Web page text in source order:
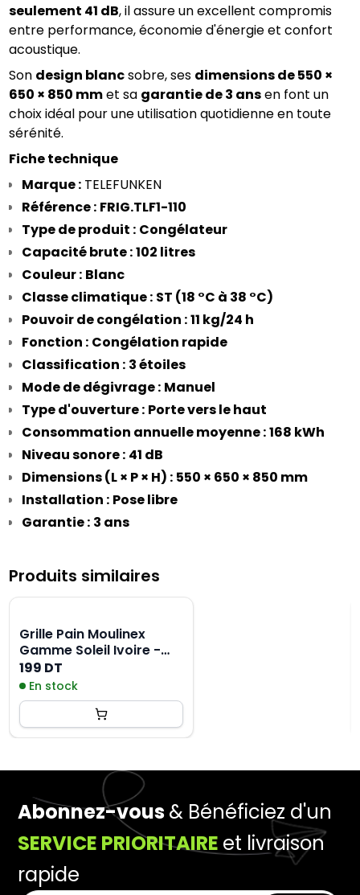
seulement 41 dB, il assure un excellent compromis
entre performance, économie d'énergie et confort
acoustique.
Son design blanc sobre, ses dimensions de 550 ×
650 × 850 mm et sa garantie de 3 ans en font un
choix idéal pour une utilisation quotidienne en toute
sérénité.
Fiche technique
Marque : TELEFUNKEN
Référence : FRIG.TLF1-110
Type de produit : Congélateur
Capacité brute :102 litres
Couleur : Blanc
Classe climatique : ST (18 °C à 38 °C)
Pouvoir de congélation :11 kg/24 h
Fonction : Congélation rapide
Classification : 3 étoiles
Mode de dégivrage : Manuel
Type d'ouverture : Porte vers le haut
Consommation annuelle moyenne :168 kWh
Niveau sonore : 41 dB
Dimensions (L × P × H) : 550 × 650 × 850 mm
Installation : Pose libre
Garantie : 3 ans
Produits similaires
Grille Pain Moulinex
Gamme Soleil Ivoire -
Blanc
199 DT
En stock
Abonnez-vous& Bénéficiez d'un
SERVICE PRIORITAIRE et livraison
rapide